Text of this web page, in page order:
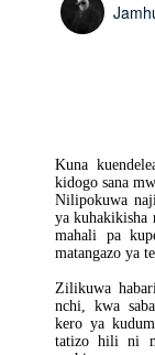
Kuna
kidogo sana
Nilipokuwa
ya kuhakikisha
mahali pa
matangazo ya
Zilikuwa
nchi, kwa
kero ya
tatizo hili ni